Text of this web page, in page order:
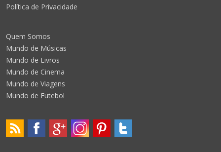
Política de Privacidade
Quem Somos
Mundo de Músicas
Mundo de Livros
Mundo de Cinema
Mundo de Viagens
Mundo de Futebol